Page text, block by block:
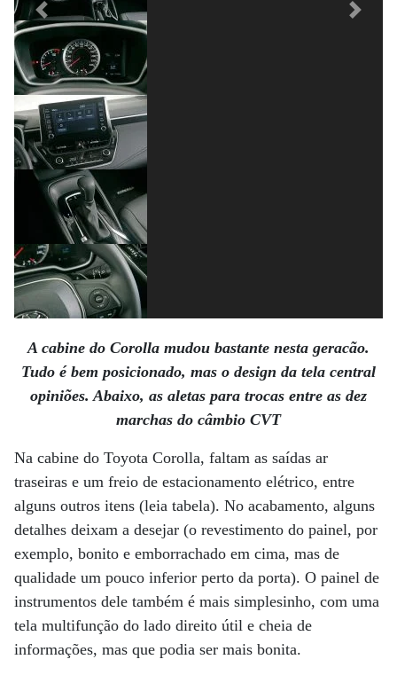
Previous Next
A cabine do Corolla mudou bastante nesta geracão.
Tudo é bem posicionado, mas o design da tela central
opiniões. Abaixo, as aletas para trocas entre as dez
marchas do câmbio CVT
Na cabine do Toyota Corolla, faltam as saídas ar
traseiras e um freio de estacionamento elétrico, entre
alguns outros itens (leia tabela). No acabamento, alguns
detalhes deixam a desejar (o revestimento do painel, por
exemplo, bonito e emborrachado em cima, mas de
qualidade um pouco inferior perto da porta). O painel de
instrumentos dele também é mais simplesinho, com uma
tela multifunção do lado direito útil e cheia de
informações, mas que podia ser mais bonita.